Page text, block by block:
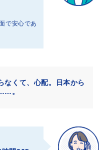
で安心であ
なくて、心配。日本から
。